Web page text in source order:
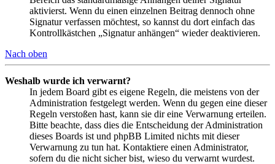
aktivierst. Wenn du einen einzelnen Beitrag dennoch ohne
Signatur verfassen möchtest, so kannst du dort einfach das
Kontrollkästchen „Signatur anhängen“ wieder deaktivieren.
Nach oben
Weshalb wurde ich verwarnt?
In jedem Board gibt es eigene Regeln, die meistens von der
Administration festgelegt werden. Wenn du gegen eine dieser
Regeln verstoßen hast, kann sie dir eine Verwarnung erteilen.
Bitte beachte, dass dies die Entscheidung der Administration
dieses Boards ist und phpBB Limited nichts mit dieser
Verwarnung zu tun hat. Kontaktiere einen Administrator,
sofern du die nicht sicher bist, wieso du verwarnt wurdest.